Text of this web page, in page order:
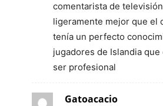
comentarista de
ligeramente mejor que el
tenía un perfecto
jugadores de Islandia
ser profesional
Gatoacacio